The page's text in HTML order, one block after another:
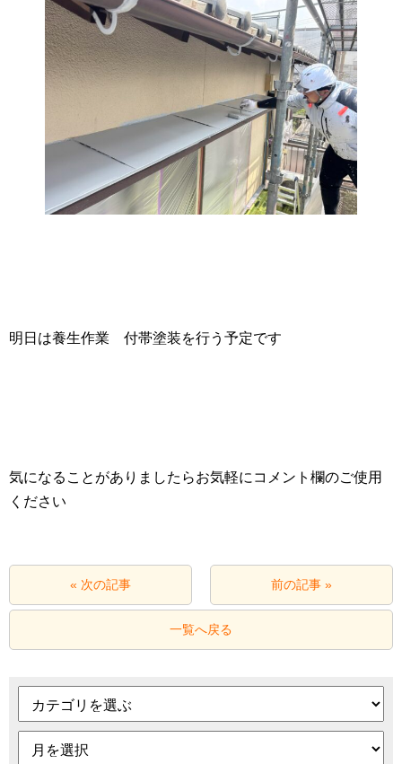
明日は養生作業 付帯塗装を行う予定です
気になることがありましたらお気軽にコメント欄のご使用
ください
« 次の記事 前の記事 »
一覧へ戻る